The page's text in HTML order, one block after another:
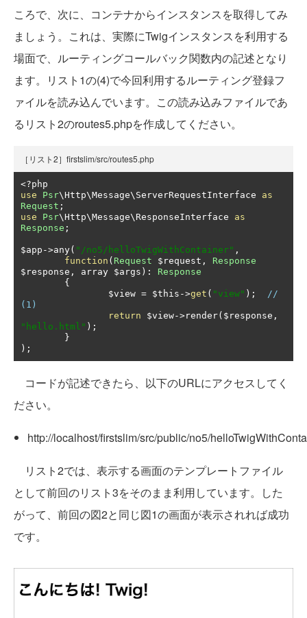
ころで、次に、コンテナからインスタンスを取得してみ
ましょう。これは、実際にTwigインスタンスを利用する
場面で、ルーティングコールバック関数内の記述となり
ます。リスト1の(4)で今回利用するルーティング登録フ
ァイルを読み込んでいます。この読み込みファイルであ
るリスト2のroutes5.phpを作成してください。
［リスト2］firstslim/src/routes5.php
<?
use
Psr\Http\Message\ServerRequestInterface as
Request ;
use
Psr\Http\Message\ResponseInterface as
Response ;
$app ->any( "/no5/helloTwigWithContainer" ,
function ( Request $request ,
Response
$response , array $args ):
Response
{
		$view
= $this ->get ( "view" );
//
(1)
return $view->render( $response ,
"hello.html" );
}
);
コードが記述できたら、以下のURLにアクセスしてく
ださい。
http://localhost/firstslim/src/public/no5/
リスト2では、表示する画面のテンプレートファイル
として前回のリスト3をそのまま利用しています。した
がって、前回の図2と同じ図1の画面が表示されれば成功
です。